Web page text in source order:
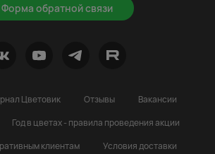
Форма обратной связи
Цветовик Отзывы
Вакансии
Год в цветах - правила проведения акции
клиентам
Условия доставки